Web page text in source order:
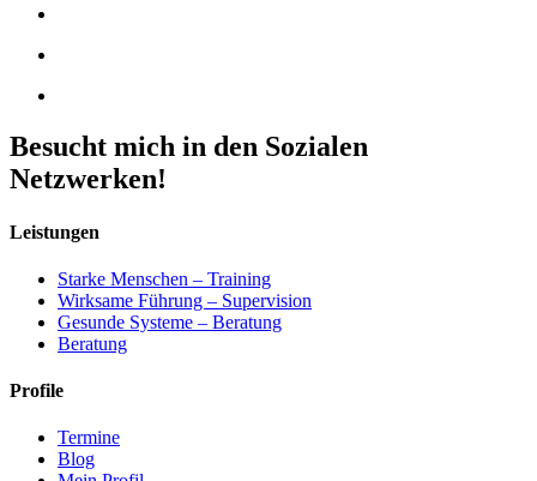
Besucht mich in den Sozialen
Netzwerken!
Leistungen
Starke Menschen – Training
Wirksame Führung – Supervision
Gesunde Systeme – Beratung
Beratung
Profile
Termine
Blog